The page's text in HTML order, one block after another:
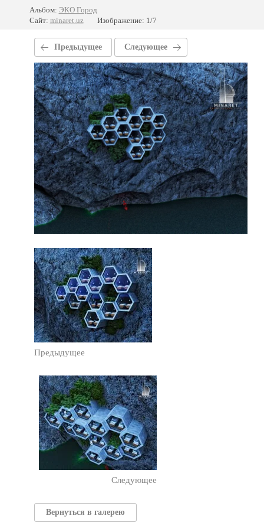
Альбом: ЭКО Город
Сайт: minaret.uz Изображение: 1/7
Предыдущее Следующее
Предыдущее
Следующее
Вернуться в галерею